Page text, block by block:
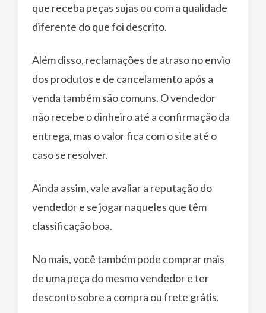
que receba peças sujas ou com a qualidade
diferente do que foi descrito.
Além disso, reclamações de atraso no envio
dos produtos e de cancelamento após a
venda também são comuns. O vendedor
não recebe o dinheiro até a confirmação da
entrega, mas o valor fica com o site até o
caso se resolver.
Ainda assim, vale avaliar a reputação do
vendedor e se jogar naqueles que têm
classificação boa.
No mais, você também pode comprar mais
de uma peça do mesmo vendedor e ter
desconto sobre a compra ou frete grátis.